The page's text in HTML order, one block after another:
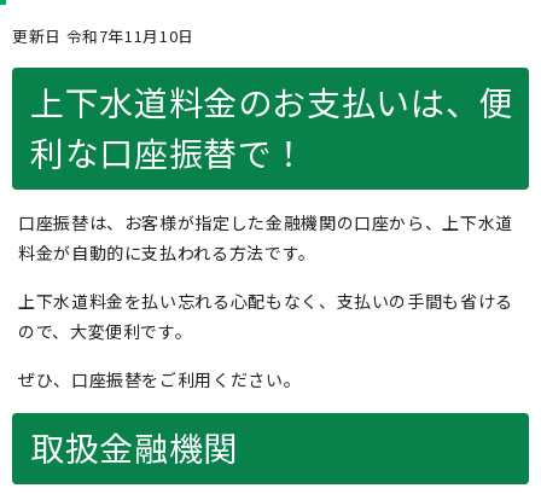
更新日 令和7年11月10日
上下水道料金のお支払いは、便
利な口座振替で！
口座振替は、お客様が指定した金融機関の口座から、上下水道
料金が自動的に支払われる方法です。
上下水道料金を払い忘れる心配もなく、支払いの手間も省ける
ので、大変便利です。
ぜひ、口座振替をご利用ください。
取扱金融機関